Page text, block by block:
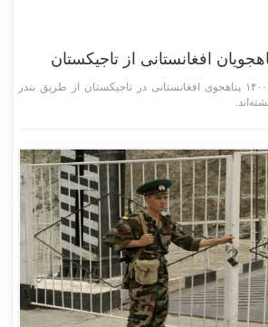
افغانستانی از تاجیکستان
طی دو هفته اخیر حدود ۱۴۰۰ پناهجوی افغانستانی در تاجیکستان از طریق بندر